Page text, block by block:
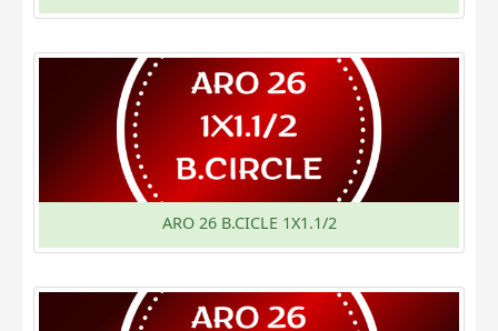
ARO 26 B.CICLE 1X1.1/2